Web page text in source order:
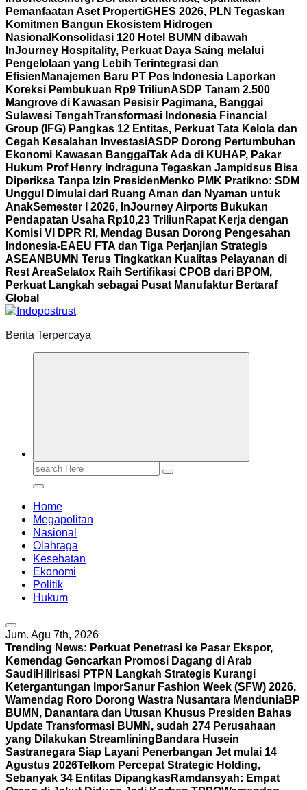
Pemanfaatan Aset PropertiGHES 2026, PLN Tegaskan
Komitmen Bangun Ekosistem Hidrogen
Nasional Konsolidasi 120 Hotel BUMN dibawah
InJourney Hospitality, Perkuat Daya Saing melalui
Pengelolaan yang Lebih Terintegrasi dan
Efisien Manajemen Baru PT Pos Indonesia Laporkan
Koreksi Pembukuan Rp9 TriliunASDP Tanam 2.500
Mangrove di Kawasan Pesisir Pagimana, Banggai
Sulawesi TengahTransformasi Indonesia Financial
Group (IFG) Pangkas 12 Entitas, Perkuat Tata Kelola dan
Cegah Kesalahan InvestasiASDP Dorong Pertumbuhan
Ekonomi Kawasan BanggaiTak Ada di KUHAP, Pakar
Hukum Prof Henry Indraguna Tegaskan Jampidsus Bisa
Diperiksa Tanpa Izin Presiden Menko PMK Pratikno: SDM
Unggul Dimulai dari Ruang Aman dan Nyaman untuk
AnakSemester I 2026, InJourney Airports Bukukan
Pendapatan Usaha Rp10,23 Triliun Rapat Kerja dengan
Komisi VI DPR RI, Mendag Busan Dorong Pengesahan
Indonesia-EAEU FTA dan Tiga Perjanjian Strategis
ASEAN BUMN Terus Tingkatkan Kualitas Pelayanan di
Rest AreaSelatox Raih Sertifikasi CPOB dari BPOM,
Perkuat Langkah sebagai Pusat Manufaktur Bertaraf
Global
Berita Terpercaya
Search
Home
Megapolitan
Nasional
Olahraga
Kesehatan
Ekonomi
Politik
Hukum
Jum. Agu 7th, 2026
Trending News: Perkuat Penetrasi ke Pasar Ekspor,
Kemendag Gencarkan Promosi Dagang di Arab
SaudiHilirisasi PTPN Langkah Strategis Kurangi
Ketergantungan ImporSanur Fashion Week (SFW) 2026,
Wamendag Roro Dorong Wastra Nusantara MenduniaBP
BUMN, Danantara dan Utusan Khusus Presiden Bahas
Update Transformasi BUMN, sudah 274 Perusahaan
yang Dilakukan Streamlining Bandara Husein
Sastranegara Siap Layani Penerbangan Jet mulai 14
Agustus 2026Telkom Percepat Strategic Holding,
Sebanyak 34 Entitas DipangkasRamdansyah: Empat